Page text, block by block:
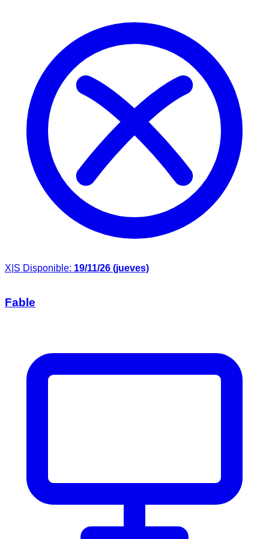
X|S Disponible: 19/11/26 (jueves)
Fable